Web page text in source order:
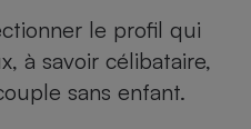
le profil qui
à savoir célibataire,
sans enfant.